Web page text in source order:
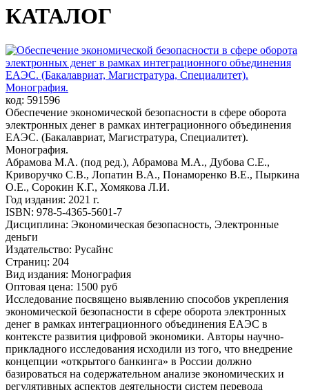
КАТАЛОГ
код: 591596
Обеспечение экономической безопасности в сфере оборота
электронных денег в рамках интеграционного объединения
ЕАЭС. (Бакалавриат, Магистратура, Специалитет).
Монография.
Абрамова М.А. (под ред.), Абрамова М.А., Дубова С.Е.,
Криворучко С.В., Лопатин В.А., Понаморенко В.Е., Пыркина
О.Е., Сорокин К.Г., Хомякова Л.И.
Год издания: 2021 г.
ISBN: 978-5-4365-5601-7
Дисциплина: Экономическая безопасность, Электронные
деньги
Издательство: Русайнс
Страниц: 204
Вид издания: Монография
Оптовая цена: 1500 руб
Исследование посвящено выявлению способов укрепления
экономической безопасности в сфере оборота электронных
денег в рамках интеграционного объединения ЕАЭС в
контексте развития цифровой экономики. Авторы научно-
прикладного исследования исходили из того, что внедрение
концепции «открытого банкинга» в России должно
базироваться на содержательном анализе экономических и
регулятивных аспектов деятельности систем перевода